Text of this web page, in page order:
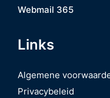
Webmail 365
Links
Algemene
Privacybeleid